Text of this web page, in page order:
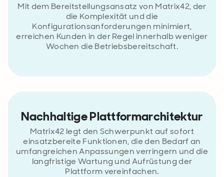
Mit dem Bereitstellungsansatz von Matrix42, der
die Komplexität und die
Konfigurationsanforderungen minimiert,
erreichen Kunden in der Regel innerhalb weniger
Wochen die Betriebsbereitschaft.
Nachhaltige Plattformarchitektur
Matrix42 legt den Schwerpunkt auf sofort
einsatzbereite Funktionen, die den Bedarf an
umfangreichen Anpassungen verringern und die
langfristige Wartung und Aufrüstung der
Plattform vereinfachen.